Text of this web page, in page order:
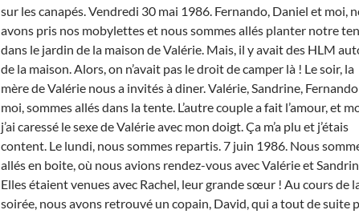
sur les canapés. Vendredi 30 mai 1986. Fernando, Daniel et moi,
avons pris nos mobylettes et nous sommes allés planter notre
dans le jardin de la maison de Valérie. Mais, il y avait des HLM
de la maison. Alors, on n’avait pas le droit de camper là ! Le soir, la
mère de Valérie nous a invités à diner. Valérie, Sandrine,
moi, sommes allés dans la tente. L’autre couple a fait l’amour, et
j’ai caressé le sexe de Valérie avec mon doigt. Ça m’a plu et j’étais
content. Le lundi, nous sommes repartis. 7 juin 1986. Nous
allés en boite, où nous avions rendez-vous avec Valérie et
Elles étaient venues avec Rachel, leur grande sœur ! Au cours de
soirée, nous avons retrouvé un copain, David, qui a tout de suite